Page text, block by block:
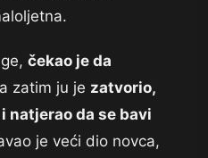
čekao je da
zatim ju je zatvorio,
natjerao da se bavi
je veći dio novca,